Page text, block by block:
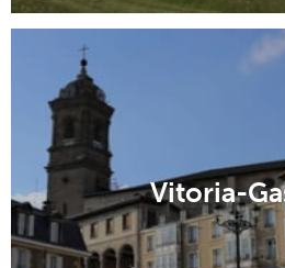
Vitoria-